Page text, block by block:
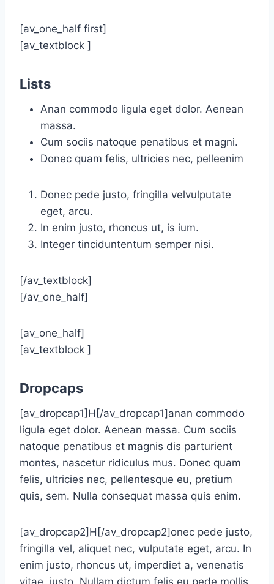
[av_one_half first]
[av_textblock ]
Lists
Anan commodo ligula eget dolor. Aenean
massa.
Cum sociis natoque penatibus et magni.
Donec quam felis, ultricies nec, pelleenim
Donec pede justo, fringilla velvulputate
eget, arcu.
In enim justo, rhoncus ut, is ium.
Integer tinciduntentum semper nisi.
[/av_textblock]
[/av_one_half]
[av_one_half]
[av_textblock ]
Dropcaps
[av_dropcap1]H[/av_dropcap1]anan commodo
ligula eget dolor. Aenean massa. Cum sociis
natoque penatibus et magnis dis parturient
montes, nascetur ridiculus mus. Donec quam
felis, ultricies nec, pellentesque eu, pretium
quis, sem. Nulla consequat massa quis enim.
[av_dropcap2]H[/av_dropcap2]onec pede justo,
fringilla vel, aliquet nec, vulputate eget, arcu. In
enim justo, rhoncus ut, imperdiet a, venenatis
vitae, justo. Nullam dictum felis eu pede mollis